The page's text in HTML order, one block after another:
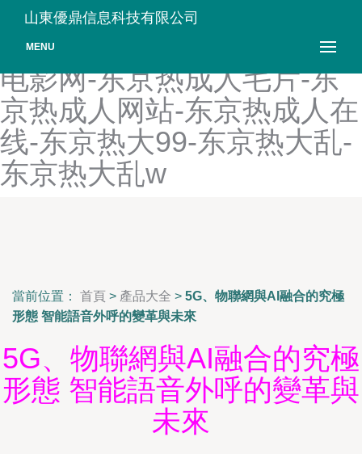
东京热不卡-东京热成人AⅤ-
东京热成人电影-东京热成人
电影网-东京热成人毛片-东
京热成人网站-东京热成人在
线-东京热大99-东京热大乱-
东京热大乱w
山東優鼎信息科技有限公司
MENU
當前位置： 首頁 > 產品大全 > 5G、物聯網與AI融合的究極
形態 智能語音外呼的變革與未來
5G、物聯網與AI融合的究極
形態 智能語音外呼的變革與
未來